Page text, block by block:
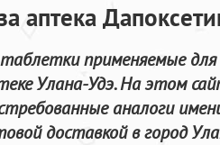
аптека
применяемые
Улана-Удэ. На этом
аналоги
доставкой в город